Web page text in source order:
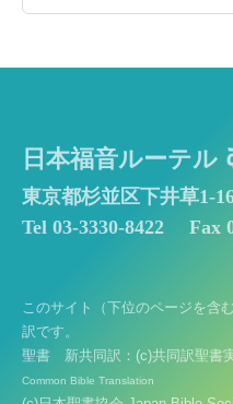
日本福音ルーテル
東京都杉並区下井草1-
Tel 03-3330-8422
Fax
このサイト（下位のページを含
訳です。
聖書 新共同訳：(c)共同訳聖書
Common Bible Translation